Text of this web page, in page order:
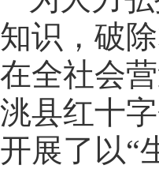
知识，破
在全社会
洮县红十
开展了以“